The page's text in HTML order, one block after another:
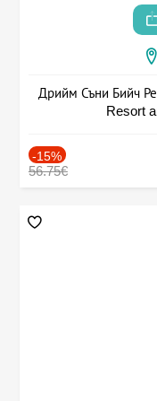
Дрийм Съни Бийч
Resort
-15%
56.75€